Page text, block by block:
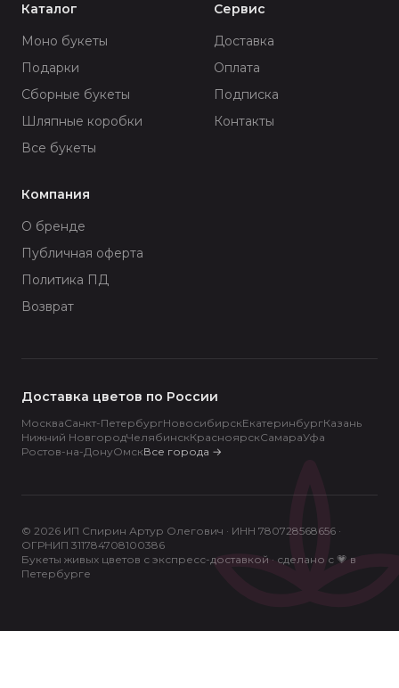
Каталог
Моно букеты
Подарки
Сборные букеты
Шляпные коробки
Все букеты
Сервис
Доставка
Оплата
Подписка
Контакты
Компания
О бренде
Публичная оферта
Политика ПД
Возврат
Доставка цветов по России
МоскваСанкт-ПетербургНовосибирскЕкатеринбургКазань
Нижний НовгородЧелябинскКрасноярскСамараУфа
Ростов-на-ДонуОмскВсе города →
© 2026 ИП Спирин Артур Олегович · ИНН 780728568656 ·
ОГРНИП 311784708100386
Букеты живых цветов с экспресс-доставкой · сделано с 💗 в
Петербурге